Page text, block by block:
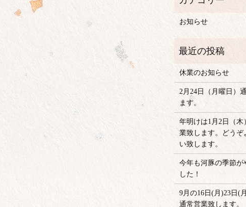
お知らせ
休業のお知らせ
2月24日（月曜日）
ます。
年明けは1月2日（木
業致します。どうぞ
い致します。
今年も河豚の季節が
した！
9月の16日(月)23日(
通常営業致します。